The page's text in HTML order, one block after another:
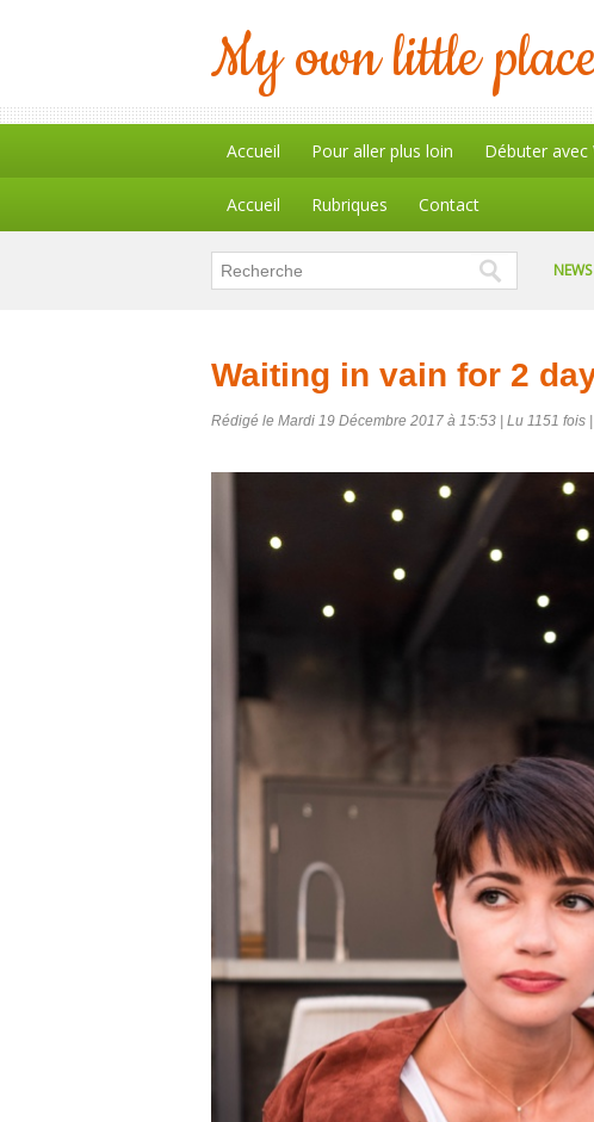
My own little
Accueil Pour aller plus loin Débuter avec
Accueil Rubriques Contact
Waiting in vain for 2
Rédigé le Mardi 19 Décembre 2017 à 15:53 | Lu 1151 fois |